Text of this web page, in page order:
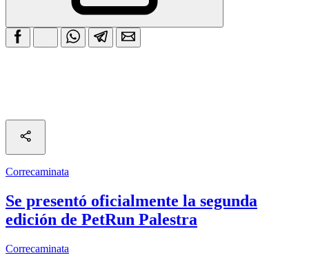
Correcaminata
Se presentó oficialmente la segunda
edición de PetRun Palestra
Correcaminata